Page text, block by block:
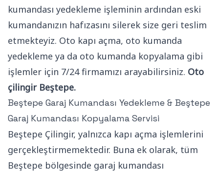
kumandası yedekleme işleminin ardından eski
kumandanızın hafızasını silerek size geri teslim
etmekteyiz. Oto kapı açma, oto kumanda
yedekleme ya da oto kumanda kopyalama gibi
işlemler için 7/24 firmamızı arayabilirsiniz. Oto
çilingir Beştepe.
Beştepe Garaj Kumandası Yedekleme & Beştepe
Garaj Kumandası Kopyalama Servisi
Beştepe Çilingir, yalnızca kapı açma işlemlerini
gerçekleştirmemektedir. Buna ek olarak, tüm
Beştepe bölgesinde garaj kumandası